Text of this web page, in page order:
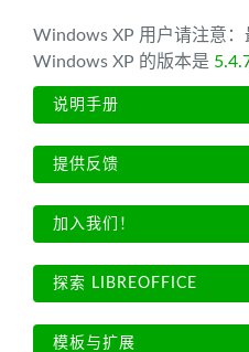
Windows XP 用户请注意
Windows XP 的版本是
说明手册
提供反馈
加入我们！
探索 LIBREOFFICE
模板与扩展